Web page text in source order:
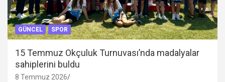
GÜNCEL SPOR
15 Temmuz Okçuluk Turnuvası’nda madalyalar
sahiplerini buldu
8 Temmuz 2026